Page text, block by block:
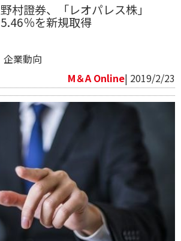
野村證券、「レオパレス株」
5.46％を新規取得
企業動向
M＆A Online| 2019/2/23